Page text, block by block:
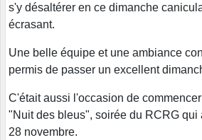
s'y désaltérer en ce dimanche
écrasant.
Une belle équipe et une ambiance
permis de passer un excellent
C'était aussi l'occasion de
"Nuit des bleus", soirée du RCRG qui
28 novembre.